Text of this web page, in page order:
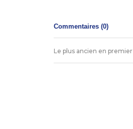
Commentaires (0)
Le plus ancien en premier